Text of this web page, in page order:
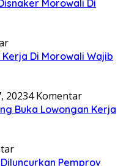
Morowali Di
Di Morowali Wajib
20234 Komentar
Buka Lowongan Kerja
Pemprov